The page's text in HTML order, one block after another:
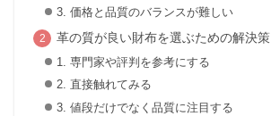
3. 価格と品質のバランスが難しい
革の質が良い財布を選ぶための解決策
1. 専門家や評判を参考にする
2. 直接触れてみる
3. 値段だけでなく品質に注目する